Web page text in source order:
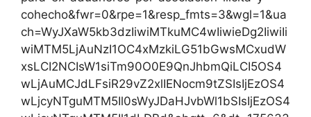
cohecho&fwr=0&rpe=1&resp_fmts=3&wgl=1&ua
ch=WyJXaW5kb3dzIiwiMTkuMC4wIiwieDg2IiwiIi
wiMTM5LjAuNzI1OC4xMzkiLG51bGwsMCxudW
xsLCI2NCIsW1siTm90O0E9QnJhbmQiLCI5OS4
wLjAuMCJdLFsiR29vZ2xlIENocm9tZSIsIjEzOS4
wLjcyNTguMTM5Il0sWyJDaHJvbWl1bSIsIjEzOS4